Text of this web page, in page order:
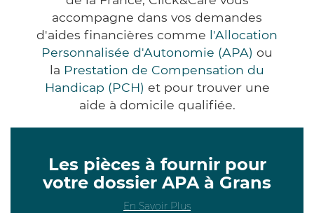
accompagne dans vos demandes
d'aides financières comme l'Allocation
Personnalisée d'Autonomie (APA) ou
la Prestation de Compensation du
Handicap (PCH) et pour trouver une
aide à domicile qualifiée.
Les pièces à fournir pour
votre dossier APA à Grans
En Savoir Plus